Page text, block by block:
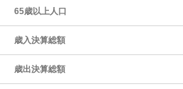
65歳以上人口
歳入決算総額
歳出決算総額